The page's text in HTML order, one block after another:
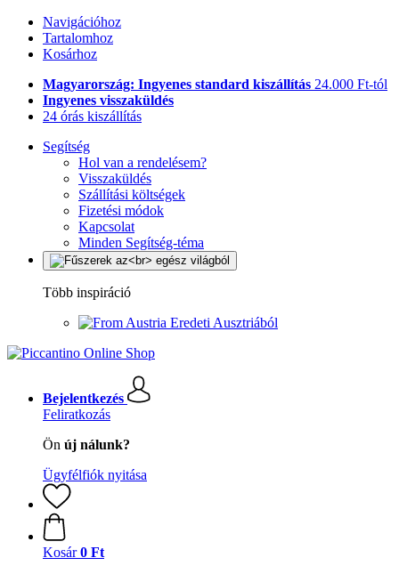
Navigációhoz
Tartalomhoz
Kosárhoz
Magyarország: Ingyenes standard kiszállítás 24.000 Ft-tól
Ingyenes visszaküldés
24 órás kiszállítás
Segítség
Hol van a rendelésem?
Visszaküldés
Szállítási költségek
Fizetési módok
Kapcsolat
Minden Segítség-téma
Több inspiráció
Eredeti Ausztriából
Bejelentkezés
Feliratkozás
Ön új nálunk?
Ügyfélfiók nyitása
Kosár 0 Ft